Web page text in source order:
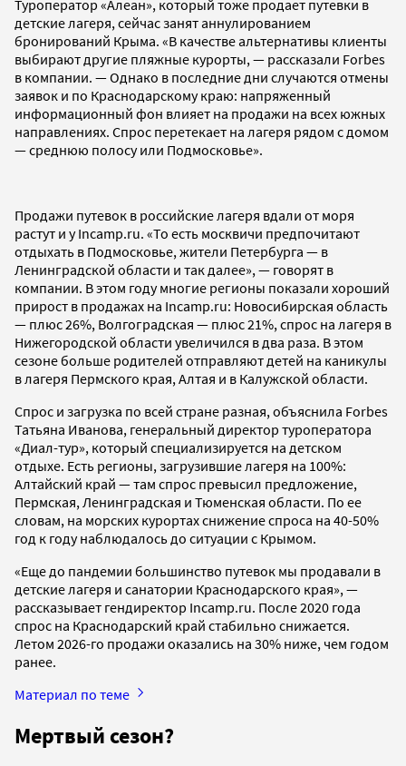
Туроператор «Алеан», который тоже продает путевки в
детские лагеря, сейчас занят аннулированием
бронирований Крыма. «В качестве альтернативы клиенты
выбирают другие пляжные курорты, — рассказали Forbes
в компании. — Однако в последние дни случаются отмены
заявок и по Краснодарскому краю: напряженный
информационный фон влияет на продажи на всех южных
направлениях. Спрос перетекает на лагеря рядом с домом
— среднюю полосу или Подмосковье».
Продажи путевок в российские лагеря вдали от моря
растут и у Incamp.ru. «То есть москвичи предпочитают
отдыхать в Подмосковье, жители Петербурга — в
Ленинградской области и так далее», — говорят в
компании. В этом году многие регионы показали хороший
прирост в продажах на Incamp.ru: Новосибирская область
— плюс 26%, Волгоградская — плюс 21%, спрос на лагеря в
Нижегородской области увеличился в два раза. В этом
сезоне больше родителей отправляют детей на каникулы
в лагеря Пермского края, Алтая и в Калужской области.
Спрос и загрузка по всей стране разная, объяснила Forbes
Татьяна Иванова, генеральный директор туроператора
«Диал-тур», который специализируется на детском
отдыхе. Есть регионы, загрузившие лагеря на 100%:
Алтайский край — там спрос превысил предложение,
Пермская, Ленинградская и Тюменская области. По ее
словам, на морских курортах снижение спроса на 40-50%
год к году наблюдалось до ситуации с Крымом.
«Еще до пандемии большинство путевок мы продавали в
детские лагеря и санатории Краснодарского края», —
рассказывает гендиректор Incamp.ru. После 2020 года
спрос на Краснодарский край стабильно снижается.
Летом 2026-го продажи оказались на 30% ниже, чем годом
ранее.
Материал по теме
Мертвый сезон?